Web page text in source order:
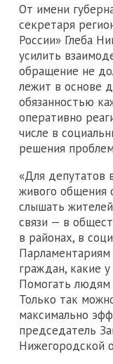
От имени
секретаря
России» Глеба
усилить
обращение не
лежит в основе
обязанностью
оперативно
числе в
решения
«Для депутатов
живого общения
слышать
связи — в
в районах, в
Парламентариям
граждан, какие
Помогать
Только так
максимально
председатель
Нижегородской